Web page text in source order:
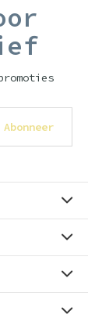
Abonneer